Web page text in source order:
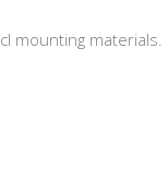
mounting materials.